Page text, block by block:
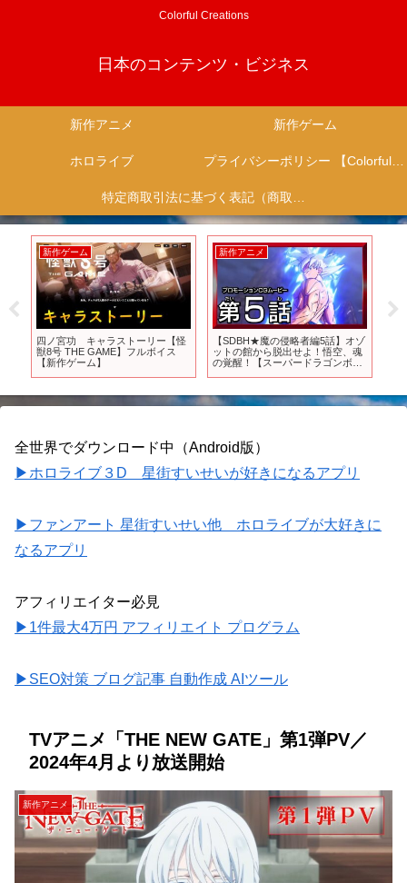
Colorful Creations
日本のコンテンツ・ビジネス
新作アニメ 新作ゲーム
ホロライブ プライバシーポリシー 【Colorful Creation】
特定商取引法に基づく表記（商取引に関する開示）
新作ゲーム
四ノ宮功 キャラストーリー【怪
獣8号 THE GAME】フルボイス
【新作ゲーム】
新作アニメ
【SDBH★魔の侵略者編5話】オゾ
ットの館から脱出せよ！悟空、魂
の覚醒！【スーパードラゴンボー
全世界でダウンロード中（Android版）
▶ホロライブ３D 星街すいせいが好きになるアプリ
▶ファンアート 星街すいせい他 ホロライブが大好きに
なるアプリ
アフィリエイター必見
▶1件最大4万円 アフィリエイト プログラム
▶SEO対策 ブログ記事 自動作成 AIツール
TVアニメ「THE NEW GATE」第1弾PV／
2024年4月より放送開始
新作アニメ